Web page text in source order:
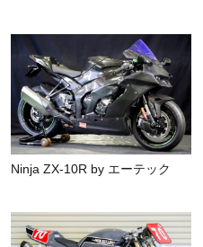
Ninja ZX-10R by エーテック